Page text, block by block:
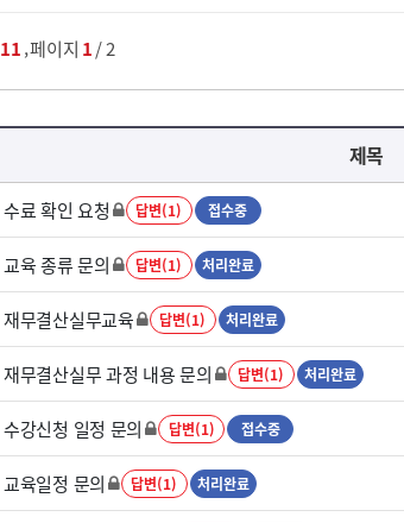
11,페이지 1/ 2
제목
수료 확인 요청 답변(1) 접수중
교육 종류 문의 답변(1) 처리완료
재무결산실무교육 답변(1) 처리완료
재무결산실무 과정 내용 문의 답변(1) 처리완료
수강신청 일정 문의 답변(1) 접수중
교육일정 문의 답변(1) 처리완료